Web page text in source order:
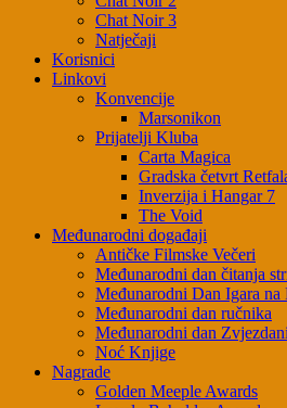
Chat Noir 3
Natječaji
Korisnici
Linkovi
Konvencije
Marsonikon
Prijatelji Kluba
Carta Magica
Gradska četvrt
Inverzija i Hangar 7
The Void
Međunarodni događaji
Antičke Filmske Večeri
Međunarodni dan čitanja
Međunarodni Dan Igara na
Međunarodni dan ručnika
Međunarodni dan
Noć Knjige
Nagrade
Golden Meeple Awards